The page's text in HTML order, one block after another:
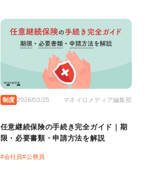
制度 2026/03/25 マネイロメディア編集部
任意継続保険の手続き完全ガイド｜期
限・必要書類・申請方法を解説
#会社員#公務員